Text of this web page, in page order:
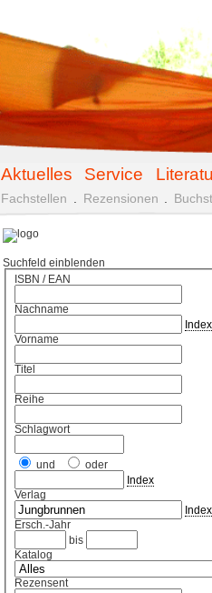
Aktuelles Service
Fachstellen Rezensionen
Suchfeld einblenden
ISBN / EAN
Nachname
Index
Vorname
Titel
Reihe
Schlagwort
und
oder
Index
Verlag
Index
Ersch.-Jahr
bis
Katalog
Rezensent